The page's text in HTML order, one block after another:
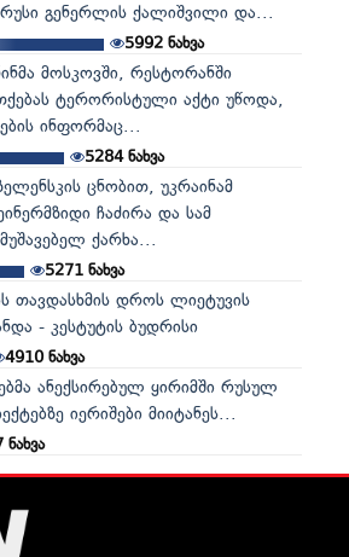
გენერლის ქალიშვილი და...
5992 ნახვა
მოსკოვში, რესტორანში
ტერორისტული აქტი უწოდა,
ინფორმაც...
5284ნახვა
ცნობით, უკრაინამ
ჩაძირა და სამ
ქარხა...
5271ნახვა
თავდასხმის დროს ლიეტუვის
- კესტუტის ბუდრისი
4910ნახვა
ანექსირებულ ყირიმში რუსულ
იერიშები მიიტანეს...
ნახვა